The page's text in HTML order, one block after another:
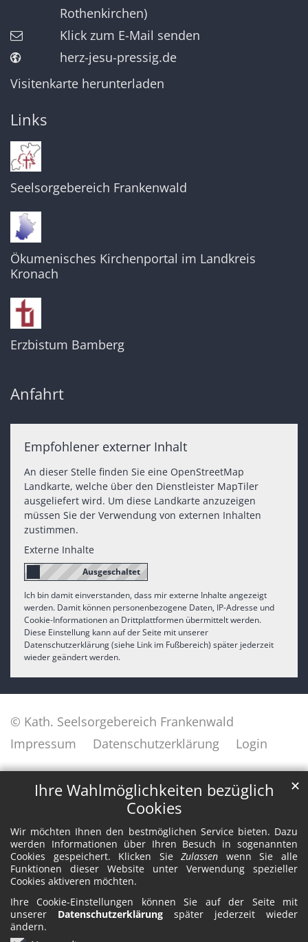
Ihre Wahlmöglichkeiten bezüglich
Cookies
Wir möchten Ihnen den bestmöglichen Service bieten. Dazu
werden Informationen über Ihren Besuch in sogenannten
Cookies gespeichert. Klicken SieZulassen wenn Sie alle
Funktionen dieser Website unter Verwendung spezieller
Cookies aktiveren möchten.
Ihre Cookie-Einstellungen können Sie auf der Seite mit
unserer Datenschutzerklärung später jederzeit wieder
ändern.
✕
Rothenkirchen)
Klick zum E-Mail senden
herz-jesu-pressig.de
Visitenkarte herunterladen
Links
Seelsorgebereich Frankenwald
Ökumenisches Kirchenportal im Landkreis
Kronach
Erzbistum Bamberg
Anfahrt
Empfohlener externer Inhalt
An dieser Stelle finden Sie eine OpenStreetMap
Landkarte, welche über den Dienstleister MapTiler
ausgeliefert wird. Um diese Landkarte anzuzeigen
müssen Sie der Verwendung von externen Inhalten
zustimmen.
Externe Inhalte
Ich bin damit einverstanden, dass mir externe Inhalte angezeigt
werden. Damit können personenbezogene Daten, IP-Adresse und
Cookie-Informationen an Drittplattformen übermittelt werden.
Diese Einstellung kann auf der Seite mit unserer
Datenschutzerklärung (siehe Link im Fußbereich) später jederzeit
wieder geändert werden.
© Kath. Seelsorgebereich Frankenwald
Impressum
Datenschutzerklärung Login